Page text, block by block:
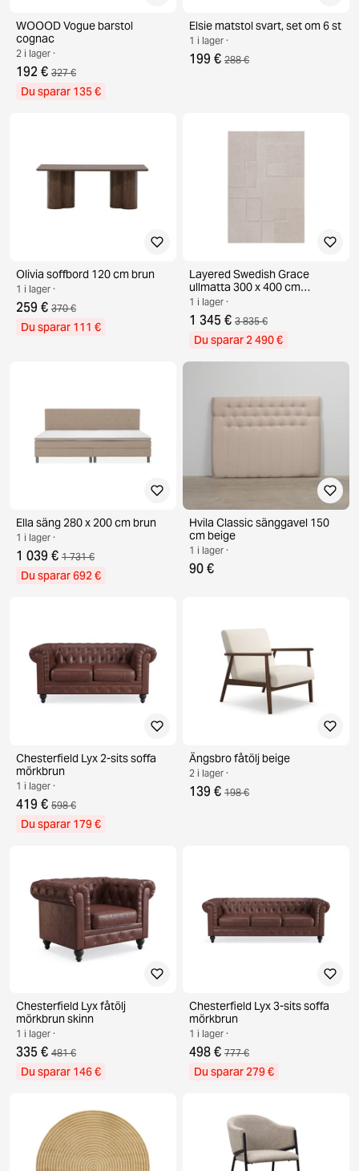
WOOOD Vogue barstol
cognac
2 i lager ·
192 € 327 €
Du sparar 135 €
Elsie matstol svart, set om 6 st
1 i lager ·
199 € 288 €
Olivia soffbord 120 cm brun
1 i lager ·
259 € 370 €
Du sparar 111 €
Layered Swedish Grace
ullmatta 300 x 400 cm
Oatmeal
1 i lager ·
1 345 € 3 835 €
Du sparar 2 490 €
Ella säng 280 x 200 cm brun
1 i lager ·
1 039 € 1 731 €
Du sparar 692 €
Hvila Classic sänggavel 150
cm beige
1 i lager ·
90 €
Chesterfield Lyx 2-sits soffa
mörkbrun
1 i lager ·
419 € 598 €
Du sparar 179 €
Ängsbro fåtölj beige
2 i lager ·
139 € 198 €
Chesterfield Lyx fåtölj
mörkbrun skinn
1 i lager ·
335 € 481 €
Du sparar 146 €
Chesterfield Lyx 3-sits soffa
mörkbrun
1 i lager ·
498 € 777 €
Du sparar 279 €